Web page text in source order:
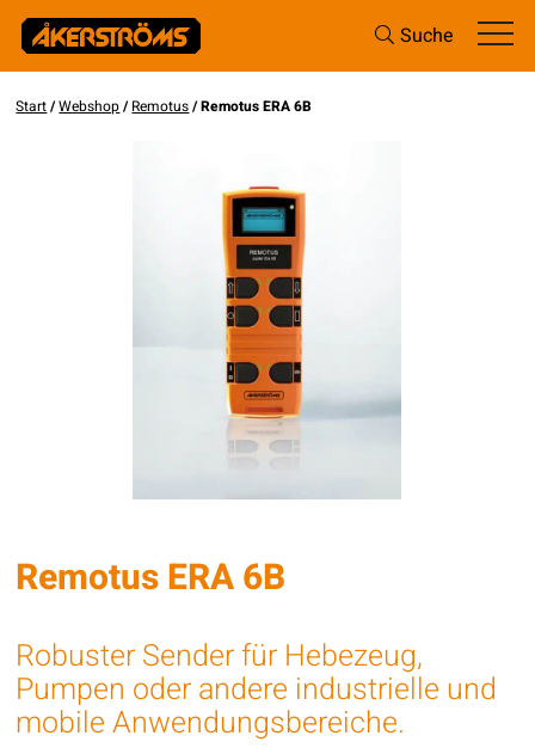
Suche
Start/Webshop/Remotus/ Remotus ERA 6B
Remotus ERA 6B
Robuster Sender für Hebezeug,
Pumpen oder andere industrielle und
mobile Anwendungsbereiche.